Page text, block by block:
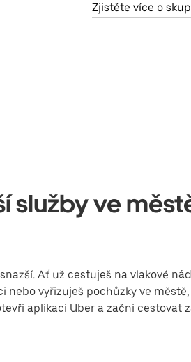
Zjistěte více o
služby ve
Ať už cestuješ na vlakové
nebo vyřizuješ pochůzky ve
aplikaci Uber a začni cestovat